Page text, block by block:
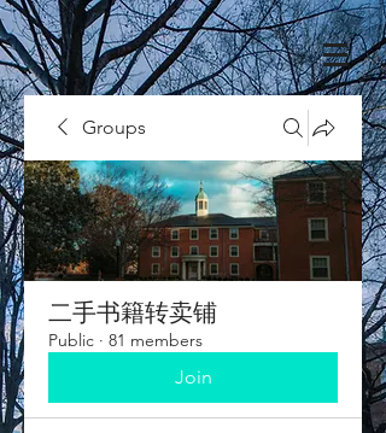
Groups
二手书籍转卖铺
Public · 81 members
Join